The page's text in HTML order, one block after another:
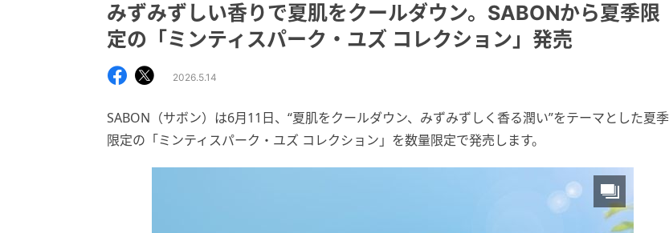
みずみずしい香りで夏肌をクールダウン。SABONから夏季限
定の「ミンティスパーク・ユズ コレクション」発売
2026.5.14
SABON（サボン）は6月11日、“夏肌をクールダウン、みずみずしく香る潤い”をテーマとした夏季
限定の「ミンティスパーク・ユズ コレクション」を数量限定で発売します。